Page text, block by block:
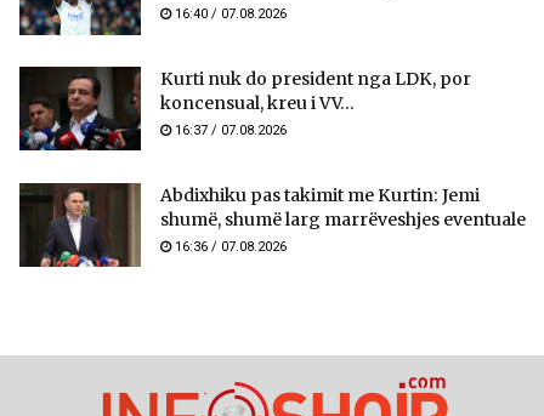
16:40 / 07.08.2026
Kurti nuk do president nga LDK, por
koncensual, kreu i VV...
16:37 / 07.08.2026
Abdixhiku pas takimit me Kurtin: Jemi
shumë, shumë larg marrëveshjes eventuale
16:36 / 07.08.2026